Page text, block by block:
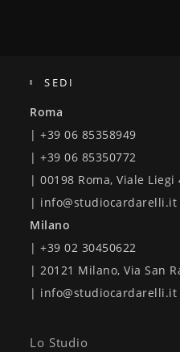
SEDI
Roma
| +39 06 85358949
| +39 06 85350772
| 00198 Roma, Viale
| info@studiocardarelli.it
Milano
| +39 02 30450622
| 20121 Milano, Via San
| info@studiocardarelli.it
Lo Studio